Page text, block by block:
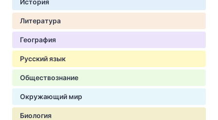
История
Литература
География
Русский язык
Обществознание
Окружающий мир
Биология